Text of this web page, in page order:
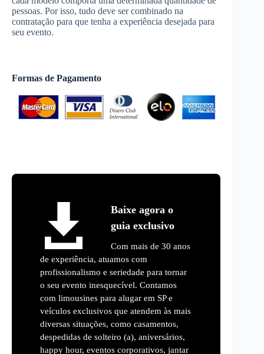
pessoas. Por isso, tudo deve ser combinado na
contratação para que tenha a experiência desejada para
seu evento.
Formas de Pagamento
Baixe agora o
guia exclusivo
Com mais de 30 anos
de experiência, atuamos com
profissionalismo e seriedade para tornar
o seu evento inesquecível. Contamos
com limousines para alugar em SP e
veículos exclusivos que atendem às mais
diversas situações, como casamentos,
despedidas de solteiro (a), aniversários,
happy hour, eventos corporativos, jantar